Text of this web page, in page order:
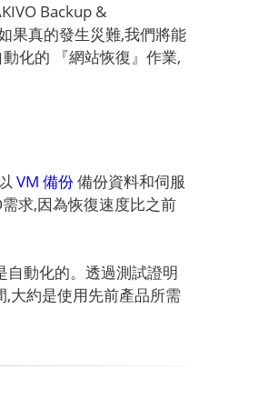
Backup &
果真的發生災難,我們將能
化的 『網站恢復』作業,
VM 備份備份資料和伺服
求,因為恢復速度比之前
自動化的。透過測試證明
大約是使用先前產品所需